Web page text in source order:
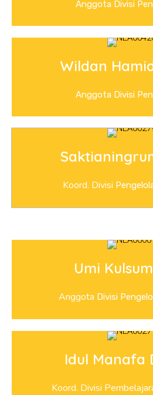
Anggota Divisi
Wildan
Anggota Divisi
Koord. Divisi
Umi
Anggota Divisi
Idul Manafa
Koord. Divisi